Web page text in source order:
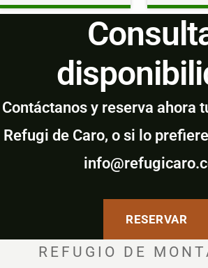
Contáctanos y reserva ahora
Refugi de Caro, o si lo
RESERVAR
REFUGIO DE